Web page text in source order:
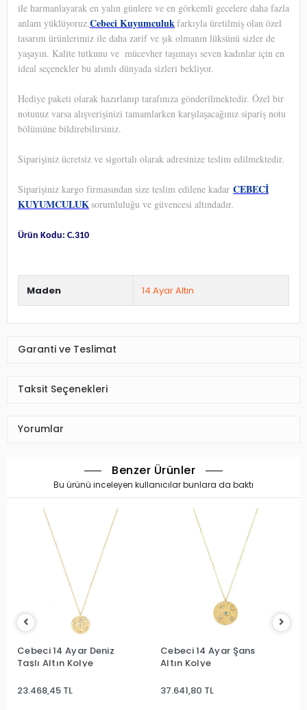
ile harmanlayarak en yalın günlere ve en görkemli gecelere daha fazla
anlam yüklüyoruz.Cebeci Kuyumculukfarkıyla üretilmiş olan özel
tasarım ürünlerimiz ile daha zarif ve şık olmanın lüksünü sizler de
yaşayın. Kalite tutkunu ve mücevher taşımayı seven kadınlar için en
ideal seçenekler bu alımlı dünyada sizleri bekliyor.
Hediye paketi olarak hazırlanıp tarafınıza gönderilmektedir. Özel bir
notunuz varsa alışverişinizi tamamlarken karşılaşacağınız sipariş notu
bölümüne bildirebilirsiniz.
Siparişiniz ücretsiz ve sigortalı olarak adresinize teslim edilmektedir.
Siparişiniz kargo firmasından size teslim edilene kadar CEBECİ
KUYUMCULUKsorumluluğu ve güvencesi altındadır.
Ürün Kodu: C.310
Maden 14 Ayar Altın
Garanti ve Teslimat
Taksit Seçenekleri
Yorumlar
Benzer Ürünler
Bu ürünü inceleyen kullanıcılar bunlara da baktı
Cebeci 14 Ayar Deniz
Taşlı Altın Kolye
23.468,45 TL
Cebeci 14 Ayar Şans
Altın Kolye
37.641,80 TL